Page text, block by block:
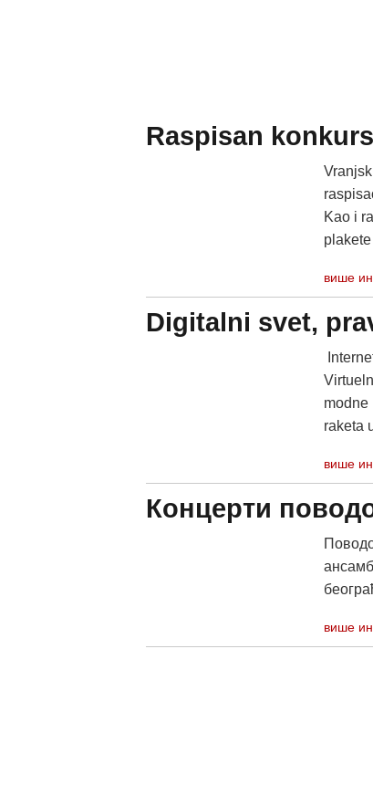
Raspisan
Kao i
више
Digitalni svet,
modne
raketa
више
Концерти
више